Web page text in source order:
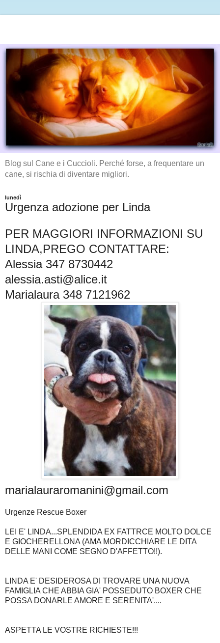
Blog sul Cane e i Cuccioli. Perché forse, a frequentare un
cane, si rischia di diventare migliori.
lunedì
Urgenza adozione per Linda
PER MAGGIORI INFORMAZIONI SU
LINDA,PREGO CONTATTARE:
Alessia 347 8730442
alessia.asti@alice.it
Marialaura 348 7121962
marialauraromanini@gmail.com
Urgenze Rescue Boxer
LEI E' LINDA...SPLENDIDA EX FATTRCE MOLTO DOLCE
E GIOCHERELLONA (AMA MORDICCHIARE LE DITA
DELLE MANI COME SEGNO D'AFFETTO!!).
LINDA E' DESIDEROSA DI TROVARE UNA NUOVA
FAMIGLIA CHE ABBIA GIA' POSSEDUTO BOXER CHE
POSSA DONARLE AMORE E SERENITA'....
ASPETTA LE VOSTRE RICHIESTE!!!